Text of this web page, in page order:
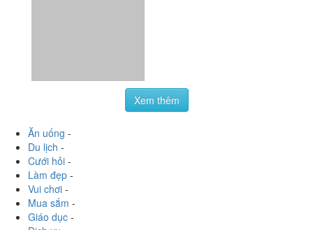
Xem thêm
Ăn uống -
Du lịch -
Cưới hỏi -
Làm đẹp -
Vui chơi -
Mua sắm -
Giáo dục -